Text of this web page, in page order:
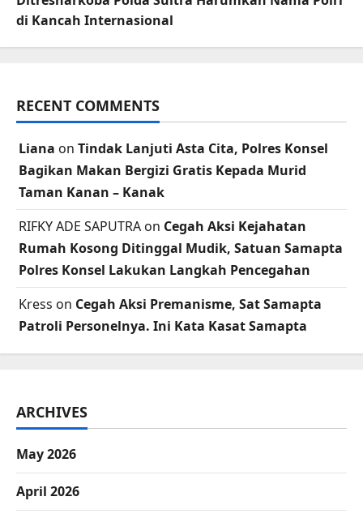
di Kancah Internasional
RECENT COMMENTS
Liana on Tindak Lanjuti Asta Cita, Polres Konsel
Bagikan Makan Bergizi Gratis Kepada Murid
Taman Kanan – Kanak
RIFKY ADE SAPUTRA on Cegah Aksi Kejahatan
Rumah Kosong Ditinggal Mudik, Satuan Samapta
Polres Konsel Lakukan Langkah Pencegahan
Kress on Cegah Aksi Premanisme, Sat Samapta
Patroli Personelnya. Ini Kata Kasat Samapta
ARCHIVES
May 2026
April 2026